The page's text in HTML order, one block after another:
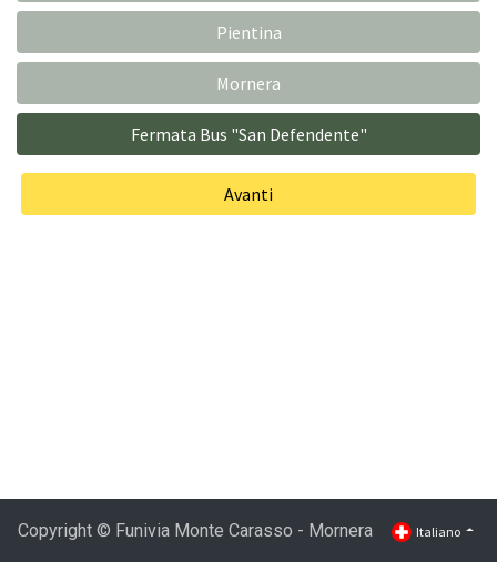
Pientina
Mornera
Fermata Bus "San Defendente"
Avanti
Copyright © Funivia Monte Carasso - Mornera Italiano